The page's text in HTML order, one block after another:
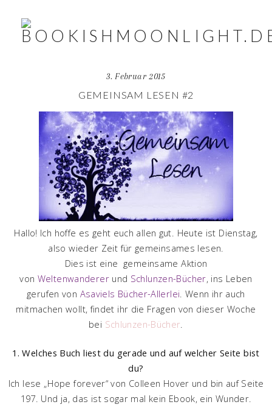
3. Februar 2015
GEMEINSAM LESEN #2
Hallo! Ich hoffe es geht euch allen gut. Heute ist Dienstag,
also wieder Zeit für gemeinsames lesen.
Dies ist eine gemeinsame Aktion
von Weltenwandererund Schlunzen-Bücher, ins Leben
gerufen von Asaviels Bücher-Allerlei . Wenn ihr auch
mitmachen wollt, findet ihr die Fragen von dieser Woche
bei Schlunzen-Bücher
1. Welches Buch liest du gerade und auf welcher Seite bist
du?
Ich lese „Hope forever“ von Colleen Hover und bin auf Seite
197. Und ja, das ist sogar mal kein Ebook, ein Wunder.